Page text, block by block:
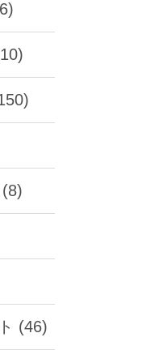
(46)